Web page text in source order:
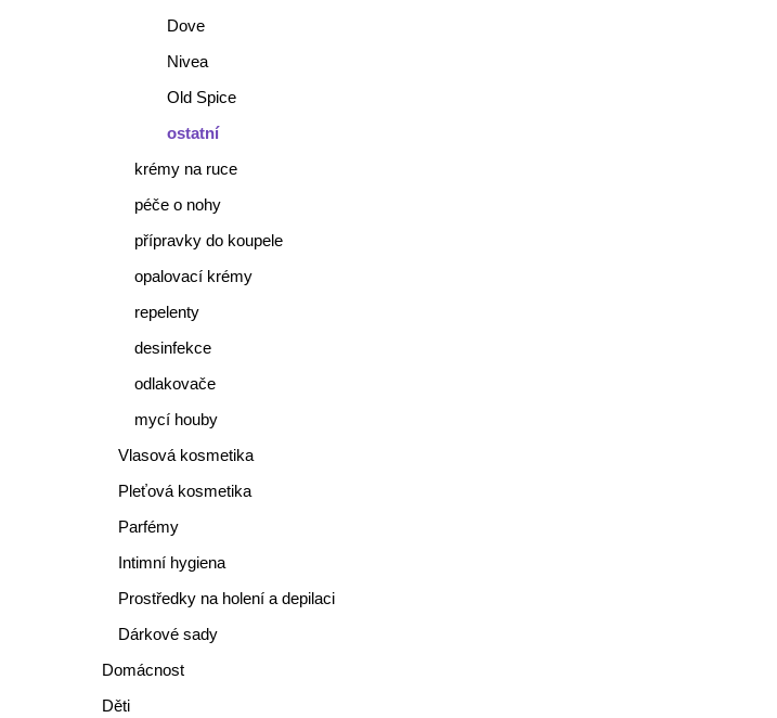
Dove
Nivea
Old Spice
ostatní
krémy na ruce
péče o nohy
přípravky do koupele
opalovací krémy
repelenty
desinfekce
odlakovače
mycí houby
Vlasová kosmetika
Pleťová kosmetika
Parfémy
Intimní hygiena
Prostředky na holení a depilaci
Dárkové sady
Domácnost
Děti